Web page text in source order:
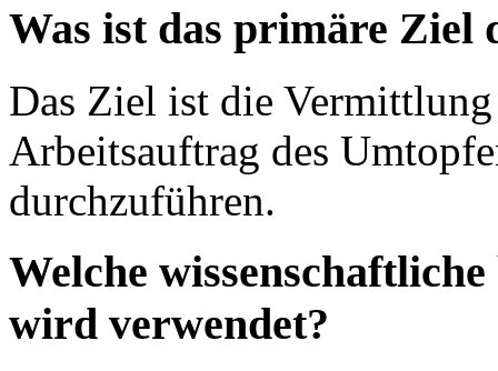
Was ist das primäre Ziel
Das Ziel ist die
Arbeitsauftrag des
durchzuführen.
Welche
wird verwendet?